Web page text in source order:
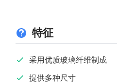
特征
采用优质玻璃纤维制成
提供多种尺寸